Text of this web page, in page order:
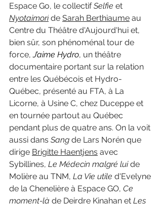
Espace Go, le collectif Selfie et
Nyotaimori de Sarah Berthiaume au
Centre du Théâtre d'Aujourd'hui et,
bien sûr, son phénoménal tour de
force, J’aime Hydro, un théâtre
documentaire portant sur la relation
entre les Québécois et Hydro-
Québec, présenté au FTA, à La
Licorne, à Usine C, chez Duceppe et
en tournée partout au Québec
pendant plus de quatre ans. On la voit
aussi dans Sang de Lars Norén que
dirige Brigitte Haentjens avec
Sybillines, Le Médecin malgré lui de
Molière au TNM, La Vie utile d'Evelyne
de la Chenelière à Espace GO, Ce
moment-là de Deirdre Kinahan et Les